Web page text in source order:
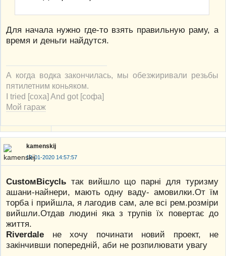
Для начала нужно где-то взять правильную раму, а
время и деньги найдутся.
А когда водка закончилась, мы обезжиривали резьбы
пятилетним коньяком.
I tried [соха] And got [софа]
Мой гараж
kamenskij
19-01-2020 14:57:57
CustoмBicyclь так вийшло що парні для туризму
ашани-найнери, мають одну ваду- амовилки.От їм
торба і прийшла, я лагодив сам, але всі рем.розміри
вийшли.Отдав людині яка з трупів їх повертає до
життя.
Riverdale не хочу починати новий проект, не
закінчивши попередній, аби не розпилювати увагу